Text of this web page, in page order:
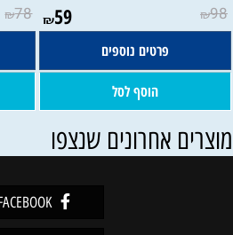
₪98
₪59
פרטים נוספים
הוסף לסל
₪78
אחרונים שנצפו
FACEBOOK